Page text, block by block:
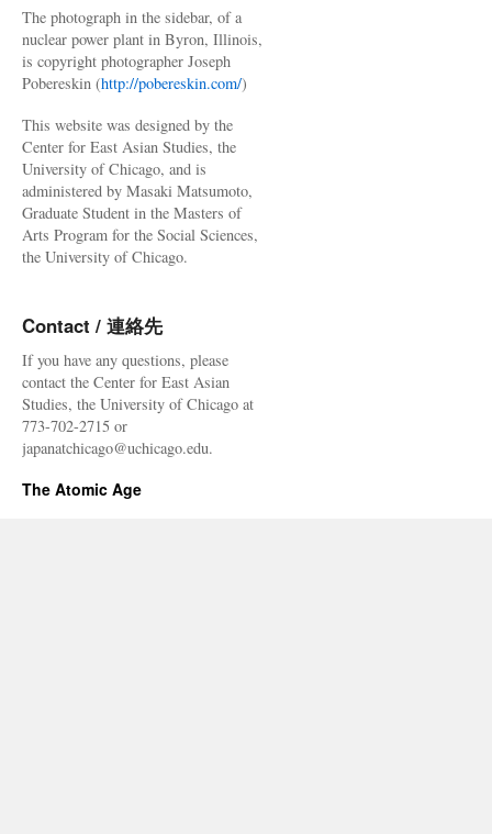
The photograph in the sidebar, of a
nuclear power plant in Byron, Illinois,
is copyright photographer Joseph
Pobereskin (http://pobereskin.com/)
This website was designed by the
Center for East Asian Studies, the
University of Chicago, and is
administered by Masaki Matsumoto,
Graduate Student in the Masters of
Arts Program for the Social Sciences,
the University of Chicago.
Contact / 連絡先
If you have any questions, please
contact the Center for East Asian
Studies, the University of Chicago at
773-702-2715 or
japanatchicago@uchicago.edu.
The Atomic Age